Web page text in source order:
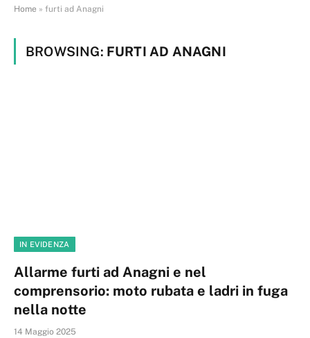
Home » furti ad Anagni
BROWSING: FURTI AD ANAGNI
IN EVIDENZA
Allarme furti ad Anagni e nel
comprensorio: moto rubata e ladri in fuga
nella notte
14 Maggio 2025